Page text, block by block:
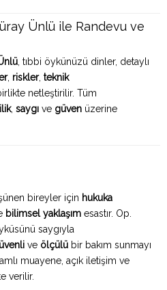
Ünlü ile Randevu ve
, tıbbi öykünüzü dinler, detaylı
, riskler, teknik
netleştirilir. Tüm
, saygı ve güven üzerine
bireyler için hukuka
bilimsel yaklaşım esastır. Op.
saygıyla
ve ölçülü bir bakım sunmayı
muayene, açık iletişim ve
verilir.